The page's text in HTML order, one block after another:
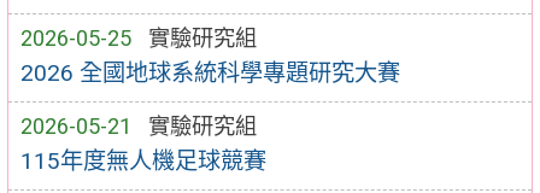
2026-05-25 實驗研究組
2026 全國地球系統科學專題研究大賽
2026-05-21 實驗研究組
115年度無人機足球競賽